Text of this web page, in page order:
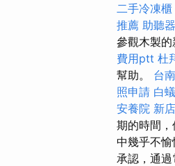
二手冷凍櫃
推薦 助聽
參觀木製的
費用ptt 杜
幫助。 台
照申請 白蟻
安養院 新店
期的時間，
中幾乎不愉
承認，通